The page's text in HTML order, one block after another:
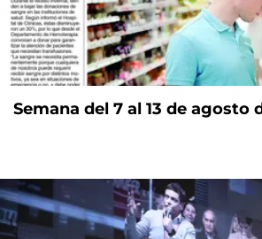
Semana del 7 al 13 de agosto